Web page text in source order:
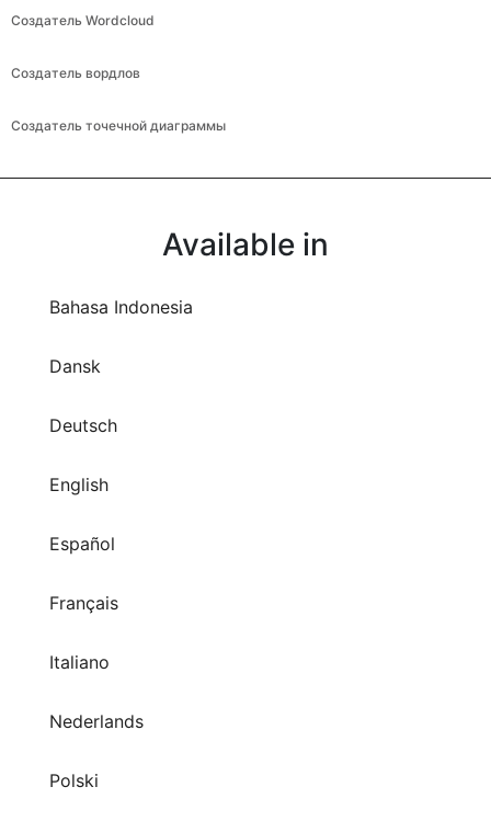
Создатель Wordcloud
Создатель вордлов
Создатель точечной диаграммы
Available in
Bahasa Indonesia
Dansk
Deutsch
English
Español
Français
Italiano
Nederlands
Polski